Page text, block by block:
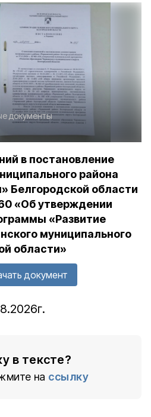
документы
в постановление
района
Белгородской области
«Об утверждении
«Развитие
муниципального
области»
документ
в тексте?
на ссылку